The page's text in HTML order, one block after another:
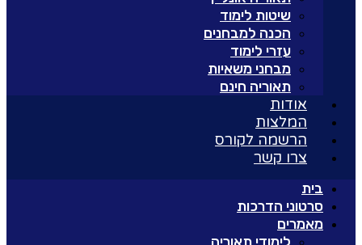
שיטות לימוד
הכנה למבחנים
עזרי לימוד
מבחני משאיות
תאוריה חינם
אודות
המלצות
הרשמה לקורס
צרו קשר
בית
סרטוני הדרכות
מאמרים